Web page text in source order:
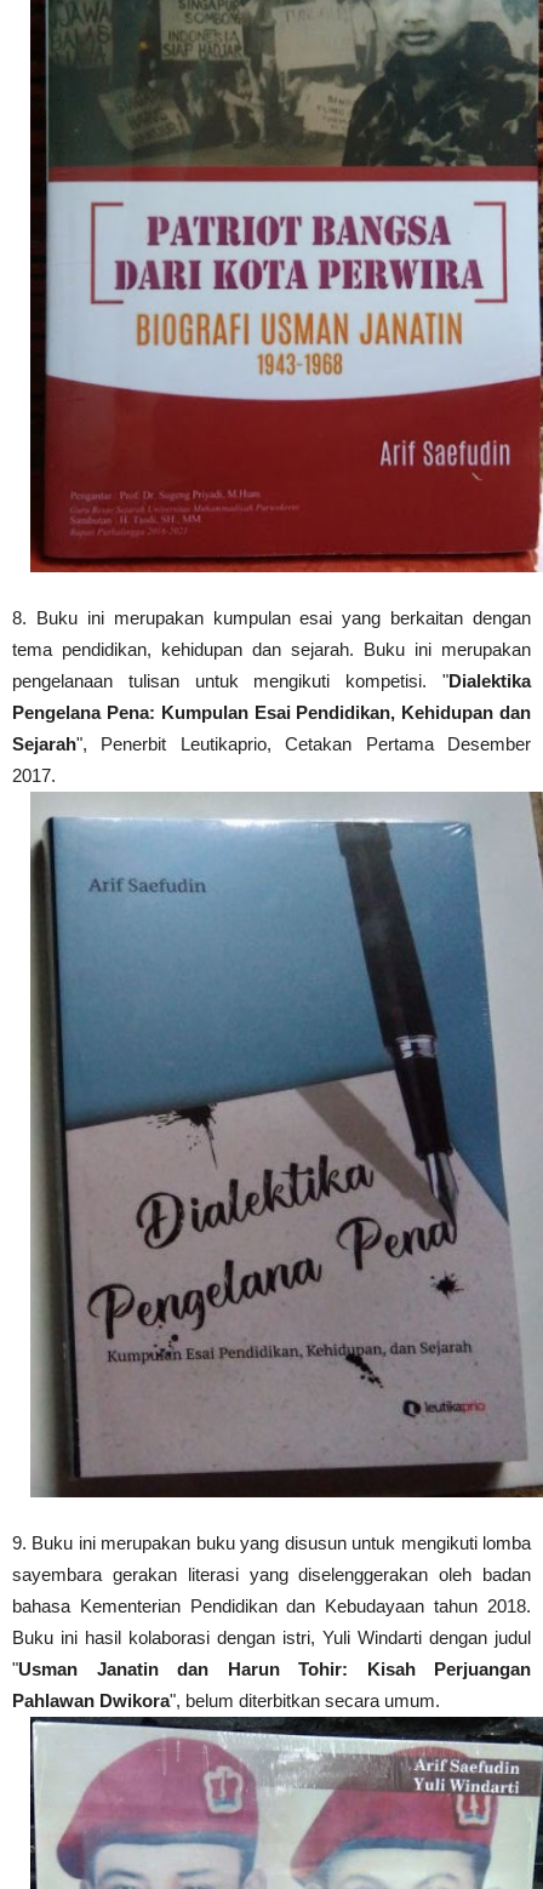
8. Buku ini merupakan kumpulan esai yang berkaitan dengan
tema pendidikan, kehidupan dan sejarah. Buku ini merupakan
pengelanaan tulisan untuk mengikuti kompetisi. "Dialektika
Pengelana Pena: Kumpulan Esai Pendidikan, Kehidupan dan
Sejarah", Penerbit Leutikaprio, Cetakan Pertama Desember
2017.
9. Buku ini merupakan buku yang disusun untuk mengikuti lomba
sayembara gerakan literasi yang diselenggerakan oleh badan
bahasa Kementerian Pendidikan dan Kebudayaan tahun 2018.
Buku ini hasil kolaborasi dengan istri, Yuli Windarti dengan judul
"Usman Janatin dan Harun Tohir: Kisah Perjuangan
Pahlawan Dwikora", belum diterbitkan secara umum.